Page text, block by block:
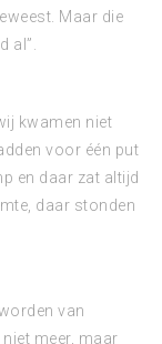
Maar die
al”.
kwamen niet
voor één put
en daar zat altijd
daar stonden
van
meer, maar